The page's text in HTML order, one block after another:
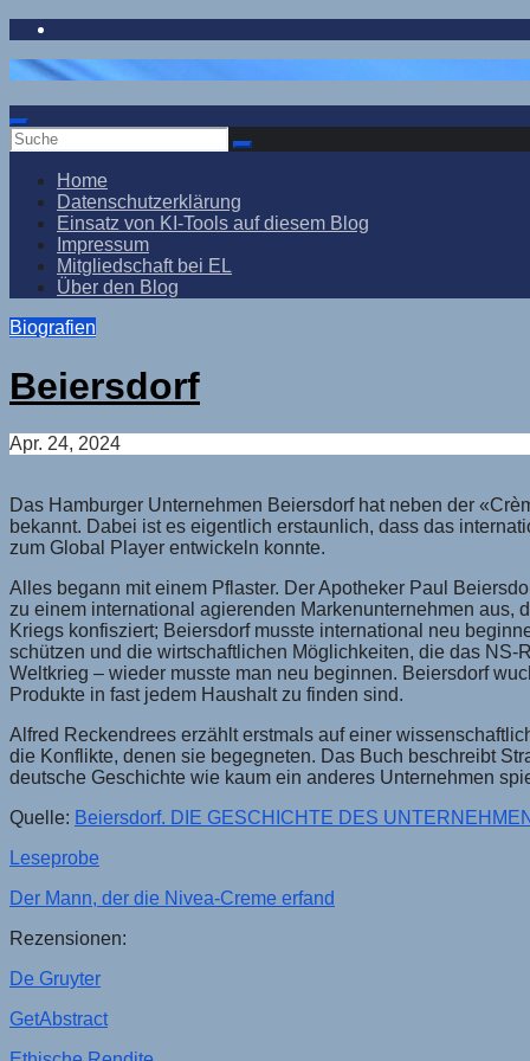
Zum
springen
Home
Datenschutzerklärung
Einsatz von KI-Tools auf diesem Blog
Impressum
Mitgliedschaft bei EL
Über den Blog
Biografien
Beiersdorf
Apr. 24, 2024
Das Hamburger Unternehmen Beiersdorf hat neben der
bekannt. Dabei ist es eigentlich erstaunlich, dass das
zum Global Player entwickeln konnte.
Alles begann mit einem Pflaster. Der Apotheker Paul
zu einem international agierenden Markenunternehmen
Kriegs konfisziert; Beiersdorf musste international neu
schützen und die wirtschaftlichen Möglichkeiten, die das
Weltkrieg – wieder musste man neu beginnen. Beiersdorf
Produkte in fast jedem Haushalt zu finden sind.
Alfred Reckendrees erzählt erstmals auf einer
die Konflikte, denen sie begegneten. Das Buch beschreibt
deutsche Geschichte wie kaum ein anderes Unternehmen
Quelle: Beiersdorf. DIE GESCHICHTE DES
Leseprobe
Der Mann, der die Nivea-Creme erfand
Rezensionen:
De Gruyter
GetAbstract